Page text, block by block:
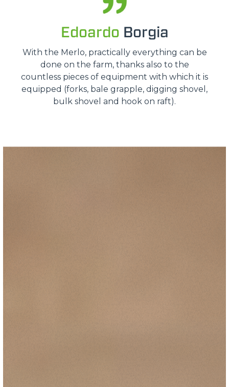
Edoardo Borgia
With the Merlo, practically everything can be
done on the farm, thanks also to the
countless pieces of equipment with which it is
equipped (forks, bale grapple, digging shovel,
bulk shovel and hook on raft).